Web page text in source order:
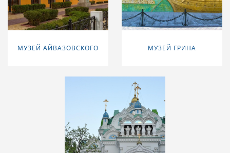
МУЗЕЙ АЙВАЗОВСКОГО МУЗЕЙ ГРИНА